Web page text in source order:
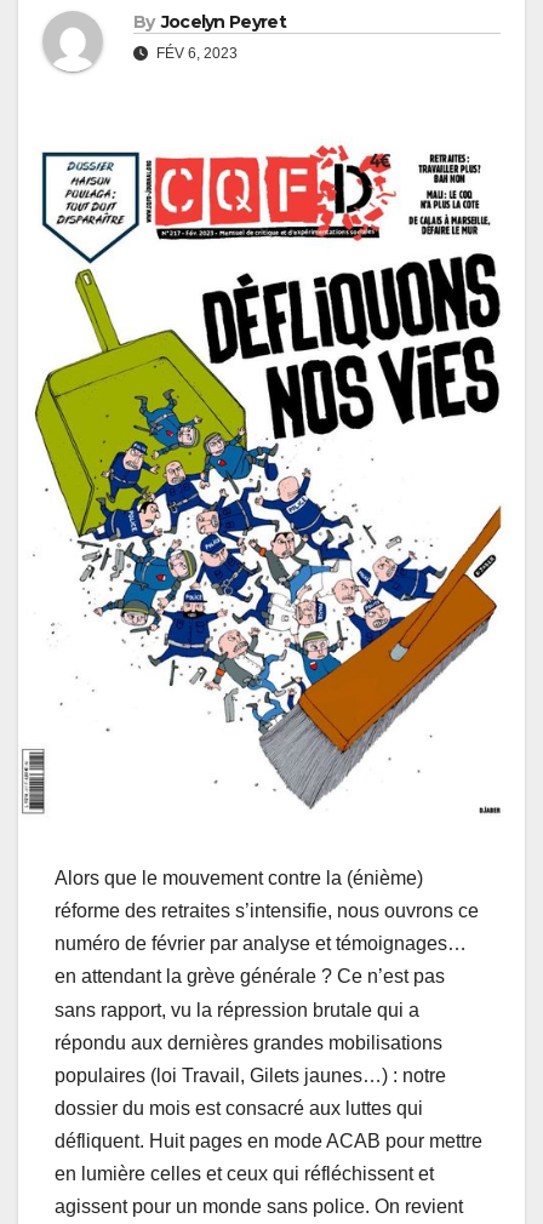
By Jocelyn Peyret
FÉV 6, 2023
Alors que le mouvement contre la (énième)
réforme des retraites s’intensifie, nous ouvrons ce
numéro de février par analyse et témoignages…
en attendant la grève générale ? Ce n’est pas
sans rapport, vu la répression brutale qui a
répondu aux dernières grandes mobilisations
populaires (loi Travail, Gilets jaunes…) : notre
dossier du mois est consacré aux luttes qui
défliquent. Huit pages en mode ACAB pour mettre
en lumière celles et ceux qui réfléchissent et
agissent pour un monde sans police. On revient